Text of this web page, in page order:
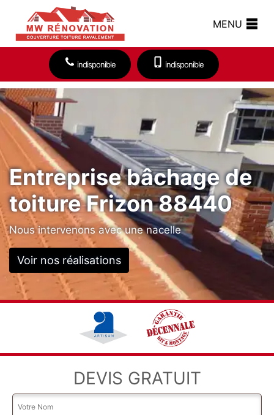
MENU
indisponible indisponible
Entreprise bâchage de
toiture Frizon 88440
Nous intervenons avec une nacelle
Voir nos réalisations
DEVIS GRATUIT